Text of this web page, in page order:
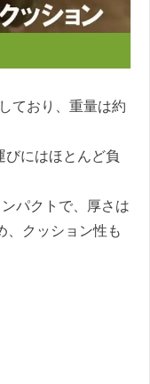
ており、重量は約
びにはほとんど負
パクトで、厚さは
、クッション性も